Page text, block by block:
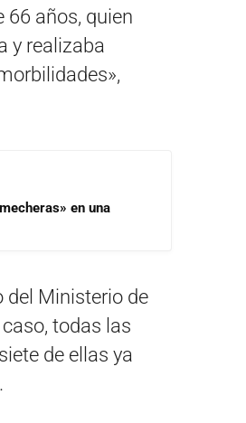
66 años, quien
y realizaba
en una
Ministerio de
todas las
de ellas ya